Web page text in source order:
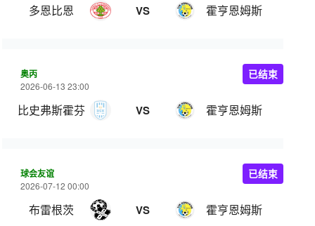
多恩比恩 VS 霍亨恩姆斯
奥丙
2026-06-13 23:00
比史弗斯霍芬 VS 霍亨恩姆斯
已结束
球会友谊
2026-07-12 00:00
布雷根茨 VS 霍亨恩姆斯
已结束